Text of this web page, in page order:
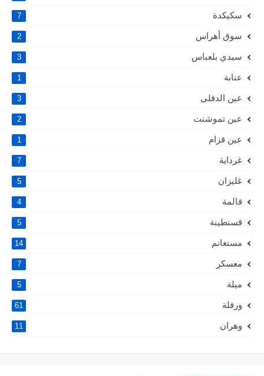
سكيكدة 7
سوق أهراس 2
سيدي بلعباس 3
عنابة 1
عين الدفلى 3
عين تموشنت 2
عين قزام 1
غرداية 7
غليزان 5
قالمة 4
قسنطينة 5
مستغانم 14
معسكر 7
ميلة 5
ورقلة 61
وهران 11